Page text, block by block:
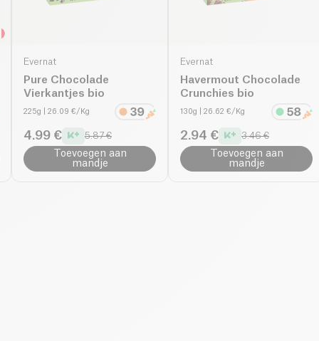
Evernat
Pure Chocolade
Vierkantjes bio
225g | 26.09 €/Kg
4.99 € 5.87 €
Toevoegen aan
mandje
Evernat
Havermout Chocolade
Crunchies bio
130g | 26.62 €/Kg
2.94 € 3.46 €
Toevoegen aan
mandje